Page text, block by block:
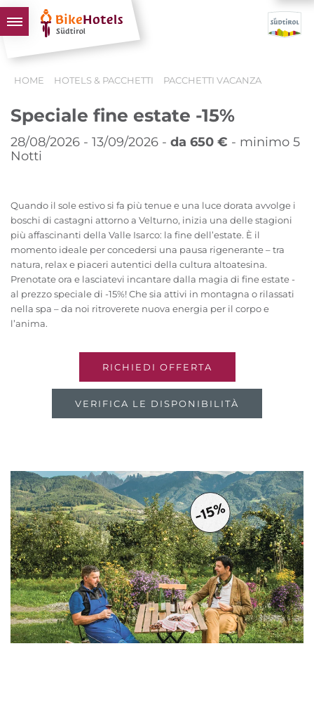
TOUR & TERRITORI
L'ALTO ADIGE & NOI
INFO UTILI
HOME HOTELS & PACCHETTI PACCHETTI VACANZA
Speciale fine estate -15%
28/08/2026 - 13/09/2026 - da 650 € - minimo 5
Notti
Quando il sole estivo si fa più tenue e una luce dorata avvolge i
boschi di castagni attorno a Velturno, inizia una delle stagioni
più affascinanti della Valle Isarco: la fine dell’estate. È il
momento ideale per concedersi una pausa rigenerante – tra
natura, relax e piaceri autentici della cultura altoatesina.
Prenotate ora e lasciatevi incantare dalla magia di fine estate -
al prezzo speciale di -15%! Che sia attivi in montagna o rilassati
nella spa – da noi ritroverete nuova energia per il corpo e
l’anima.
RICHIEDI OFFERTA
VERIFICA LE DISPONIBILITÀ